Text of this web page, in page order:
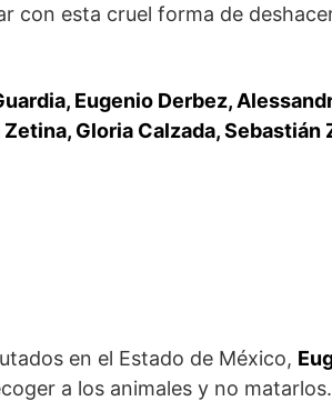
con esta cruel forma de
Eugenio Derbez,
Gloria Calzada, Sebastián
en el Estado de México,
a los animales y no matarlos.